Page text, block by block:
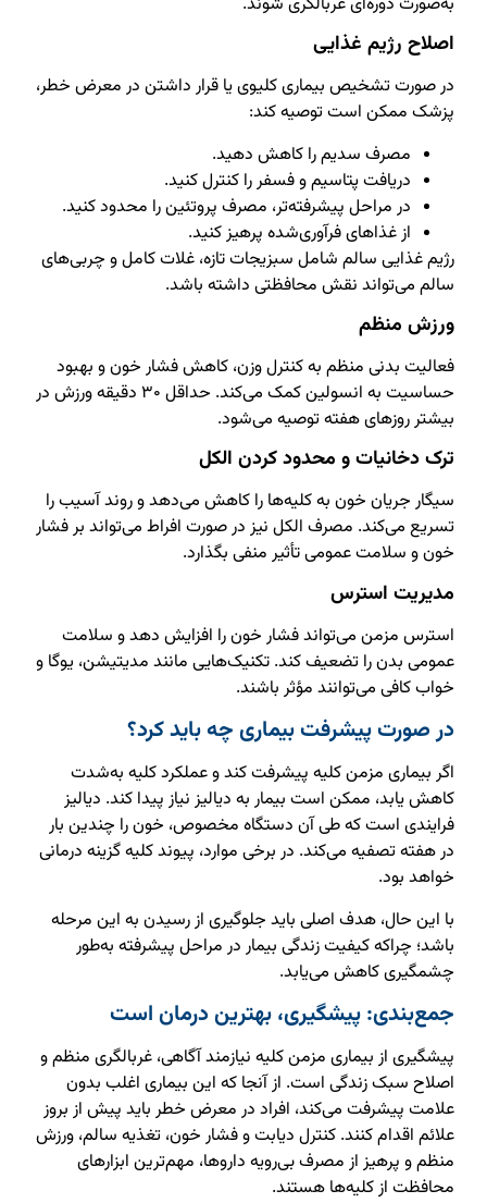
اصلاح رژیم غذایی
در صورت تشخیص بیماری کلیوی یا قرار داشتن در معرض خطر،
پزشک ممکن است توصیه کند:
مصرف سدیم را کاهش دهید.
دریافت پتاسیم و فسفر را کنترل کنید.
در مراحل پیشرفته‌تر، مصرف پروتئین را محدود کنید.
از غذاهای فرآوری‌شده پرهیز کنید.
رژیم غذایی سالم شامل سبزیجات تازه، غلات کامل و چربی‌های
سالم می‌تواند نقش محافظتی داشته باشد.
ورزش منظم
فعالیت بدنی منظم به کنترل وزن، کاهش فشار خون و بهبود
حساسیت به انسولین کمک می‌کند. حداقل ۳۰ دقیقه ورزش در
بیشتر روزهای هفته توصیه می‌شود.
ترک دخانیات و محدود کردن الکل
سیگار جریان خون به کلیه‌ها را کاهش می‌دهد و روند آسیب را
تسریع می‌کند. مصرف الکل نیز در صورت افراط می‌تواند بر فشار
خون و سلامت عمومی تأثیر منفی بگذارد.
مدیریت استرس
استرس مزمن می‌تواند فشار خون را افزایش دهد و سلامت
عمومی بدن را تضعیف کند. تکنیک‌هایی مانند مدیتیشن، یوگا و
خواب کافی می‌توانند مؤثر باشند.
در صورت پیشرفت بیماری چه باید کرد؟
اگر بیماری مزمن کلیه پیشرفت کند و عملکرد کلیه به‌شدت
کاهش یابد، ممکن است بیمار به دیالیز نیاز پیدا کند. دیالیز
فرایندی است که طی آن دستگاه مخصوص، خون را چندین بار
در هفته تصفیه می‌کند. در برخی موارد، پیوند کلیه گزینه درمانی
خواهد بود.
با این حال، هدف اصلی باید جلوگیری از رسیدن به این مرحله
باشد؛ چراکه کیفیت زندگی بیمار در مراحل پیشرفته به‌طور
چشمگیری کاهش می‌یابد.
جمع‌بندی: پیشگیری، بهترین درمان است
پیشگیری از بیماری مزمن کلیه نیازمند آگاهی، غربالگری منظم و
اصلاح سبک زندگی است. از آنجا که این بیماری اغلب بدون
علامت پیشرفت می‌کند، افراد در معرض خطر باید پیش از بروز
علائم اقدام کنند. کنترل دیابت و فشار خون، تغذیه سالم، ورزش
منظم و پرهیز از مصرف بی‌رویه داروها، مهم‌ترین ابزارهای
محافظت از کلیه‌ها هستند.